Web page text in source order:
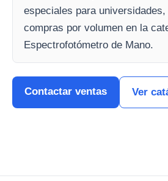
especiales para
compras por volumen en la
Espectrofotómetro de Mano.
Contactar ventas Ver